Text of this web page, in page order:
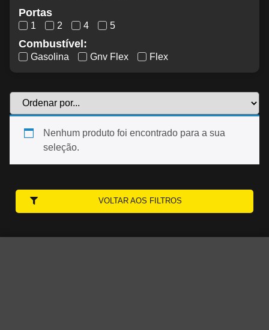
Portas
1 2 4 5
Combustível:
Gasolina Gnv Flex Flex
Nenhum produto foi encontrado para a sua
seleção.
VOLTAR AOS FILTROS